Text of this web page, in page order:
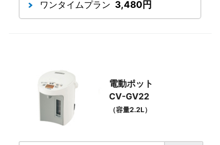
ワンタイムプラン 3,480円
電動ポット
CV-GV22
（容量2.2L）